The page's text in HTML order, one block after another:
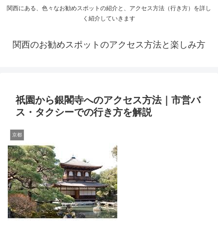
関西にある、色々なお勧めスポットの紹介と、アクセス方法（行き方）を詳し
く紹介していきます
関西のお勧めスポットのアクセス方法と楽しみ方
祇園から銀閣寺へのアクセス方法｜市営バ
ス・タクシーでの行き方を解説
京都